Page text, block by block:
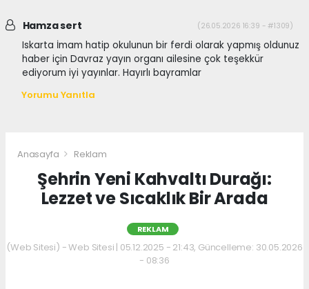
Hamza sert (26.05.2026 16:39 - #1309)
Iskarta İmam hatip okulunun bir ferdi olarak yapmış oldunuz
haber için Davraz yayın organı ailesine çok teşekkür
ediyorum iyi yayınlar. Hayırlı bayramlar
Yorumu Yanıtla
Anasayfa Reklam
Şehrin Yeni Kahvaltı Durağı:
Lezzet ve Sıcaklık Bir Arada
REKLAM
(Web Sitesi) - Web Sitesi | 05.12.2025 - 21:43, Güncelleme: 30.05.2026
- 08:36